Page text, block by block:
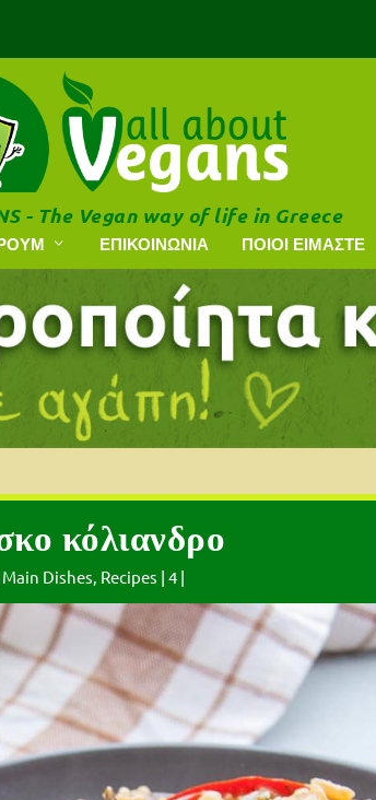
ΕΠΙΚΟΙΝΩΝΙΑ ΠΟΙΟΙ ΕΙΜΑΣΤΕ
- The Vegan way of life in Greece
κόλιανδρο
Main Dishes, Recipes | 4 |